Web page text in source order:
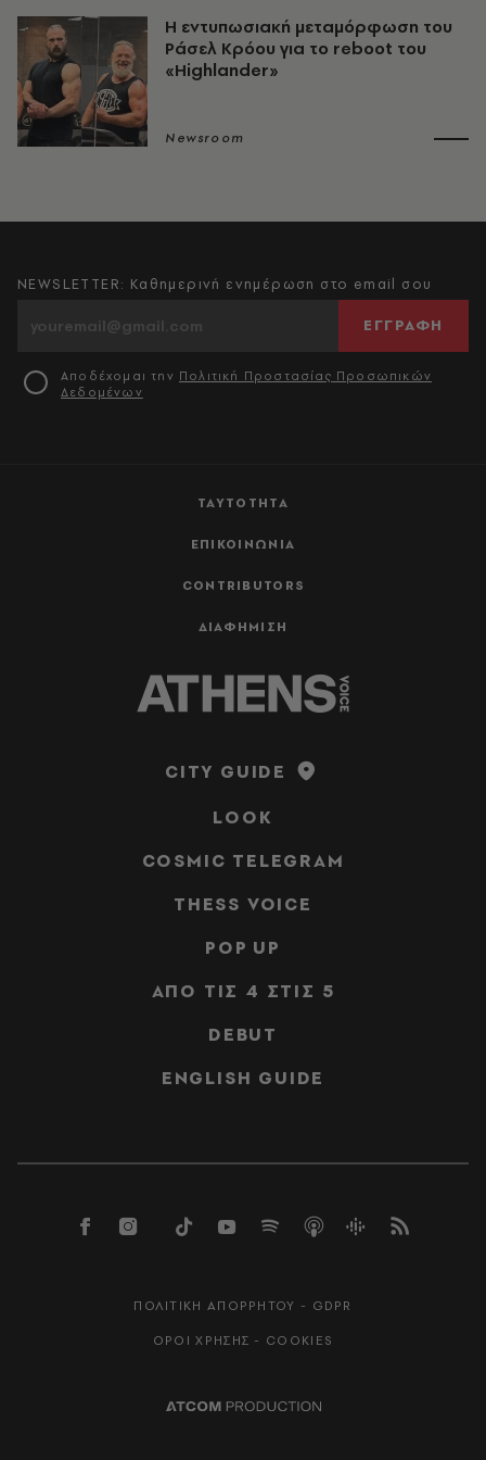
Η εντυπωσιακή μεταμόρφωση του
Ράσελ Κρόου για το reboot του
«Highlander»
Newsroom
ΤΑΥΤΟΤΗΤΑ
ΕΠΙΚΟΙΝΩΝΙΑ
CONTRIBUTORS
ΔΙΑΦΗΜΙΣΗ
NEWSLETTER: Καθημερινή ενημέρωση στο email σου
ΕΓΓΡΑΦΗ
Αποδέχομαι την Πολιτική Προστασίας Προσωπικών
Δεδομένων
CITY GUIDE
LOOK
COSMIC TELEGRAM
THESS VOICE
POP UP
ΑΠΟ ΤΙΣ 4 ΣΤΙΣ 5
DEBUT
ENGLISH GUIDE
ΠΟΛΙΤΙΚΗ ΑΠΟΡΡΗΤΟΥ - GDPR
ΟΡΟΙ ΧΡΗΣΗΣ - COOKIES